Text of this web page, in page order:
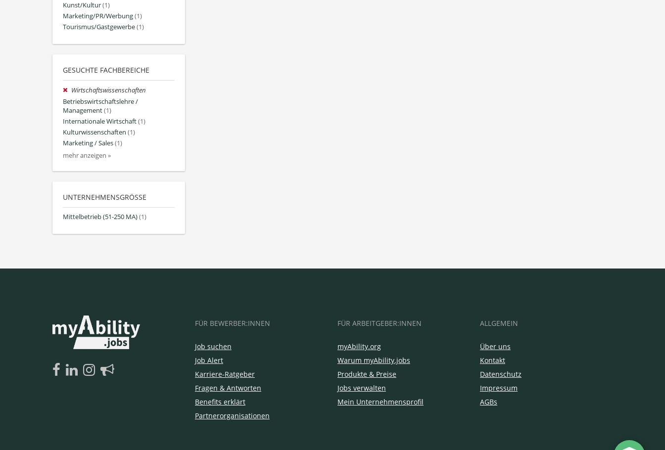
Kunst/Kultur(1)
Marketing/PR/Werbung(1)
Tourismus/Gastgewerbe(1)
GESUCHTE FACHBEREICHE
Wirtschaftswissenschaften
Betriebswirtschaftslehre /
Management(1)
Internationale Wirtschaft(1)
Kulturwissenschaften (1)
Marketing / Sales(1)
mehr anzeigen »
UNTERNEHMENSGRÖSSE
Mittelbetrieb (51-250 MA)(1)
FÜR BEWERBER:INNEN
Job suchen
Job Alert
Karriere-Ratgeber
Fragen & Antworten
Benefits erklärt
Partnerorganisationen
FÜR ARBEITGEBER:INNEN
myAbility.org
Warum myAbility.jobs
Produkte & Preise
Jobs verwalten
Mein Unternehmensprofil
ALLGEMEIN
Über uns
Kontakt
Datenschutz
Impressum
AGBs